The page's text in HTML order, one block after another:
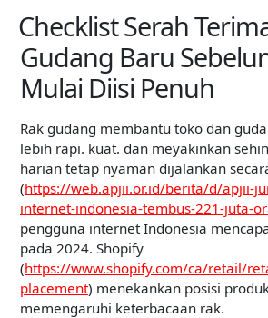
Checklist Serah
Gudang Baru
Mulai Diisi Penuh
Rak gudang membantu toko dan
lebih rapi. kuat. dan meyakinkan
harian tetap nyaman dijalankan
(https://web.apjii.or.id/berita/d/apjii-
internet-indonesia-tembus-221-juta-
pengguna internet Indonesia
pada 2024. Shopify
(https://www.shopify.com/ca/retail/
placement) menekankan posisi
memengaruhi keterbacaan rak.